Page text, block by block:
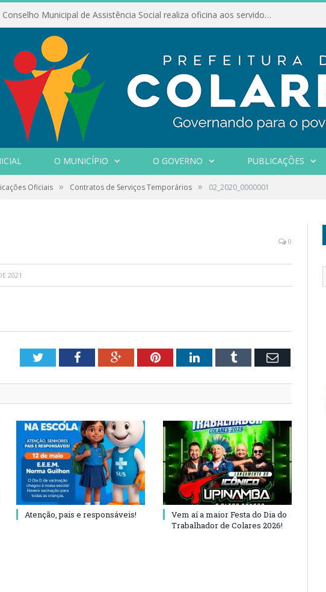
Conselho Municipal de Assistência Social realiza oficina aos servidores
O MUNICÍPIO O GOVERNO PUBLICAÇÕES
Oficiais » Contratos de Serviços Temporários » 02_2020_0000001
0
2021
TwitterFacebookGoogle+PinterestLinkedInTumblr Email
Atenção, pais e responsáveis!
Vem aí a maior Festa do Dia do
Trabalhador de Colares 2026!